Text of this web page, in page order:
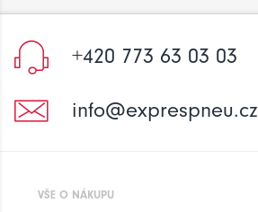
+420 773 63 03 03
info@exprespneu.cz
VŠE O NÁKUPU